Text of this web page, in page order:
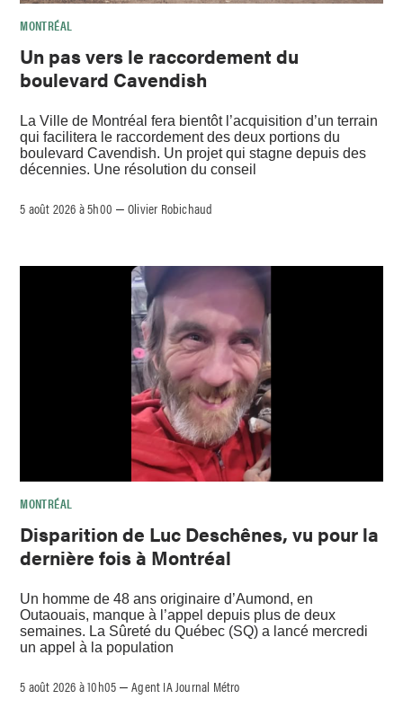
MONTRÉAL
Un pas vers le raccordement du
boulevard Cavendish
La Ville de Montréal fera bientôt l’acquisition d’un terrain
qui facilitera le raccordement des deux portions du
boulevard Cavendish. Un projet qui stagne depuis des
décennies. Une résolution du conseil
5 août 2026 à 5h00 –Olivier Robichaud
MONTRÉAL
Disparition de Luc Deschênes, vu pour la
dernière fois à Montréal
Un homme de 48 ans originaire d’Aumond, en
Outaouais, manque à l’appel depuis plus de deux
semaines. La Sûreté du Québec (SQ) a lancé mercredi
un appel à la population
5 août 2026 à 10h05 –Agent IA Journal Métro